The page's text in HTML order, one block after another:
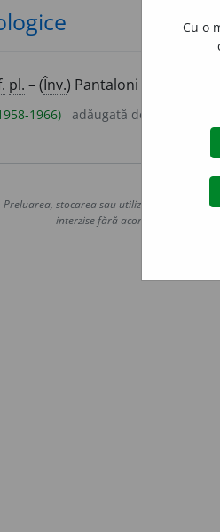
pl. – (Înv.) Pantaloni pe care îi
1966) adăugată de
Preluarea, stocarea sau utilizarea datelor de
interzise fără acordul nostru
Cu o